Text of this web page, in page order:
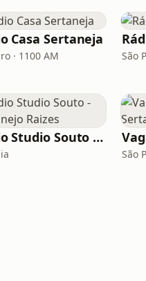
Casa Sertaneja
· 1100 AM São
Rádio Studio Souto - Sertanejo Raizes
São